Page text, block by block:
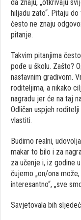
da znaju, „otkrivaju
hiljadu zato“. Pitaju
često ne znaju
pitanje.
Takvim pitanjima
pođe u školu. Zašto?
nastavnim gradivom.
roditeljima, a nikako
nagradu jer će na taj
Odličan uspjeh
vlastiti.
Budimo realni,
makar to bilo i za
za učenje i, iz godine
čujemo „on/ona može,
interesantno“, „sve
Savjetovala bih